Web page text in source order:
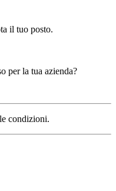
il tuo posto.
per la tua azienda?
condizioni.